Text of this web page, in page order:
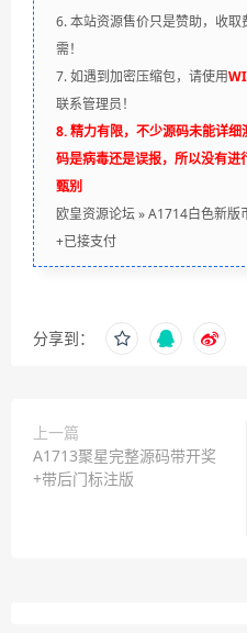
6. 本站资源售价只是赞助，收
需！
7. 如遇到加密压缩包，请使用
联系管理员！
8. 精力有限，不少源码未能详
码是病毒还是误报，所以没有
甄别
欧皇资源论坛»A1714白色新版
+已接支付
分享到：
上一篇
A1713聚星完整源码带开奖
+带后门标注版